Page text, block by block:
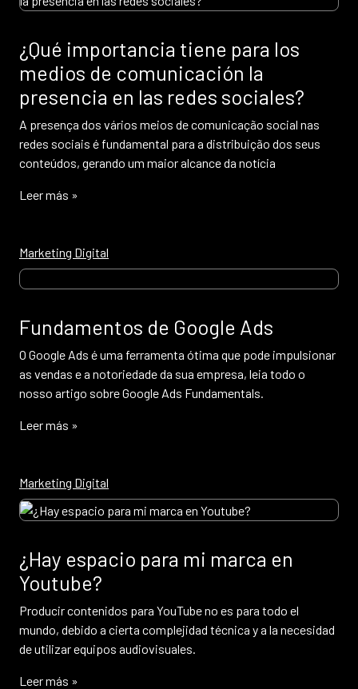
¿Qué importancia tiene para los
medios de comunicación la
presencia en las redes sociales?
A presença dos vários meios de comunicação social nas
redes sociais é fundamental para a distribuição dos seus
conteúdos, gerando um maior alcance da notícia
Leer más »
Marketing Digital
Fundamentos de Google Ads
O Google Ads é uma ferramenta ótima que pode impulsionar
as vendas e a notoriedade da sua empresa, leia todo o
nosso artigo sobre Google Ads Fundamentals.
Leer más »
Marketing Digital
¿Hay espacio para mi marca en
Youtube?
Producir contenidos para YouTube no es para todo el
mundo, debido a cierta complejidad técnica y a la necesidad
de utilizar equipos audiovisuales.
Leer más »